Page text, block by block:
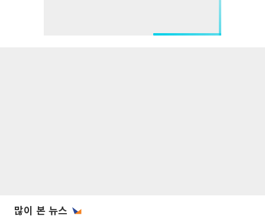
많이 본 뉴스